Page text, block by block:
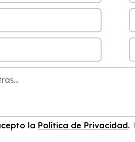
la Política de Privacidad.